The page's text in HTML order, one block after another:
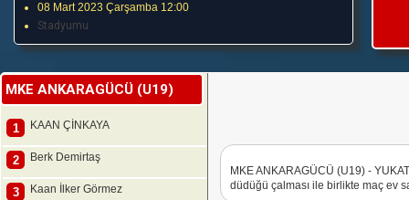
08 Mart 2023 Çarşamba 12:00
Stadyumu
MKE ANKARAGÜCÜ (U19)
1 KAAN ÇİNKAYA
2 Berk Demirtaş
3 Kaan İlker Görmez
MKE ANKARAGÜCÜ (U19) -
düdüğü çalması ile birlikte maç ev